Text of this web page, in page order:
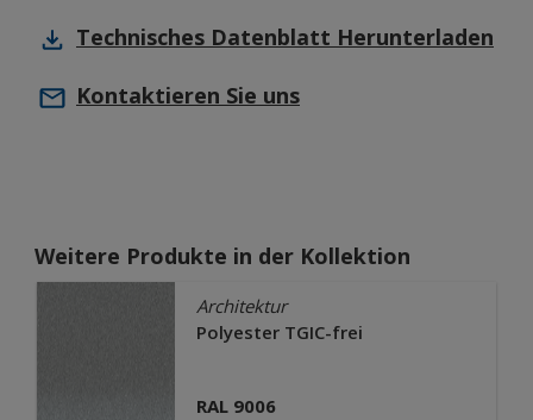
Technisches Datenblatt Herunterladen
Kontaktieren Sie uns
Weitere Produkte in der Kollektion
Architektur
Polyester TGIC-frei
RAL 9006